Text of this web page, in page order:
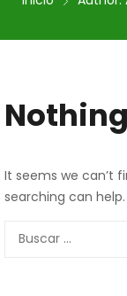
It seems we can’t
searching can help.
Buscar: